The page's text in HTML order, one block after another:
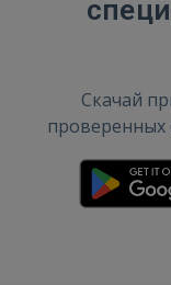
Скачай
проверенных